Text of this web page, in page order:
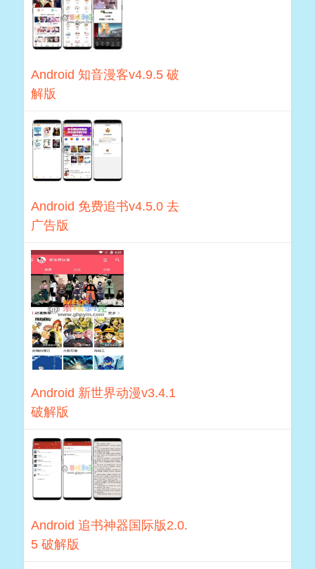
Android 知音漫客v4.9.5 破
解版
Android 免费追书v4.5.0 去
广告版
Android 新世界动漫v3.4.1
破解版
Android 追书神器国际版2.0.
5 破解版